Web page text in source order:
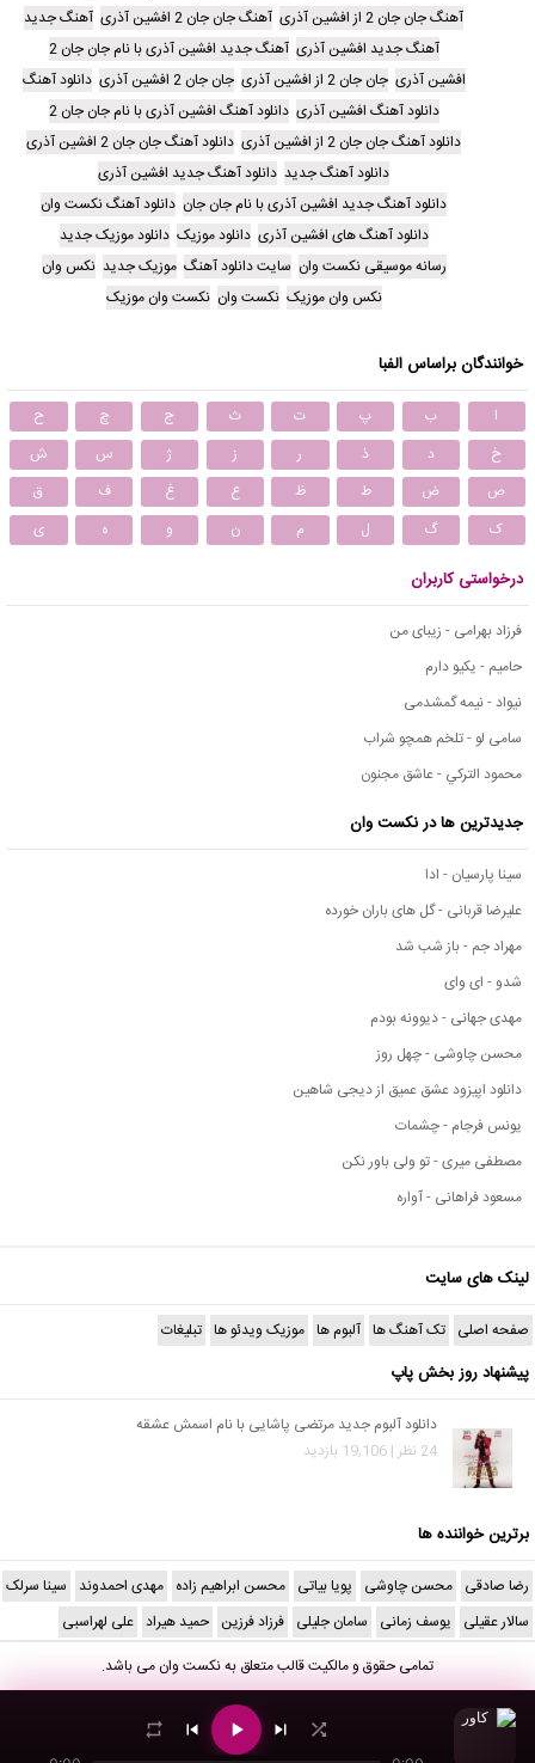
آهنگ جان جان 2 از افشین آذری
آهنگ جان جان 2 افشین آذری
آهنگ جدید
آهنگ جدید افشین آذری آهنگ جدید افشین آذری با نام جان جان 2
افشین آذری جان جان 2 از افشین آذری جان جان 2 افشین آذری
دانلود آهنگ
دانلود آهنگ افشین آذری دانلود آهنگ افشین آذری با نام جان جان 2
دانلود آهنگ جان جان 2 از افشین آذری
دانلود آهنگ جان جان 2 افشین آذری
دانلود آهنگ جدید دانلود آهنگ جدید افشین آذری
دانلود آهنگ جدید افشین آذری با نام جان جان دانلود آهنگ نکست وان
دانلود آهنگ های افشین آذری دانلود موزیک دانلود موزیک جدید
رسانه موسیقی نکست وان سایت دانلود آهنگ موزیک جدید نکس وان
نکس وان موزیک نکست وان نکست وان موزیک
خوانندگان براساس الفبا
ا ب پ ت ث ج چ
ح
خ
د ذ ر ز ژ س
ش
ص
ض ط ظ ع غ ف
ق
ک
گ ل م ن و ه ی
درخواستی کاربران
فرزاد بهرامی - زیبای من
حامیم - یکیو دارم
نیواد - نیمه گمشدمی
سامی لو - تلخم همچو شراب
محمود التركي - عاشق مجنون
جدیدترین ها در نکست وان
سینا پارسیان - ادا
علیرضا قربانی - گل های باران خورده
مهراد جم - باز شب شد
شدو - ای وای
مهدی جهانی - دیوونه بودم
محسن چاوشی - چهل روز
دانلود اپیزود عشق عمیق از دیجی شاهین
یونس فرجام - چشمات
مصطفی میری - تو ولی باور نکن
مسعود فراهانی - آواره
لینک های سایت
صفحه اصلی تک آهنگ ها آلبوم ها موزیک ویدئو ها تبلیغات
پیشنهاد روز بخش پاپ
دانلود آلبوم جدید مرتضی پاشایی با نام اسمش عشقه
24 نظر | 19,106 بازدید
برترین خواننده ها
رضا صادقی محسن چاوشی پویا بیاتی محسن ابراهیم زاده مهدی احمدوند سینا سرلک
سالار عقیلی یوسف زمانی سامان جلیلی فرزاد فرزین حمید هیراد علی لهراسبی
تمامی حقوق و مالکیت قالب متعلق بهنکست وانمی باشد.